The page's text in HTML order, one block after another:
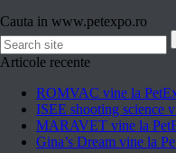
Cauta in www.petexpo.ro
Articole recente
ROMVAC vine la
ISEE shooting science
MARAVET vine la
Gina’s Dream vine la